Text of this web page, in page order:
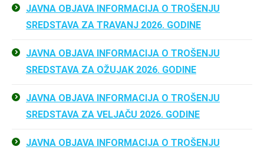
JAVNA OBJAVA INFORMACIJA O TROŠENJU
SREDSTAVA ZA TRAVANJ 2026. GODINE
JAVNA OBJAVA INFORMACIJA O TROŠENJU
SREDSTAVA ZA OŽUJAK 2026. GODINE
JAVNA OBJAVA INFORMACIJA O TROŠENJU
SREDSTAVA ZA VELJAČU 2026. GODINE
JAVNA OBJAVA INFORMACIJA O TROŠENJU